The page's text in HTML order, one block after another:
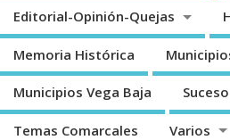
Editorial-Opinión-Quejas
Memoria Histórica
Municipios Vega Baja
Temas Comarcales Varios